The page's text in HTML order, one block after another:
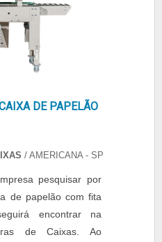
DE PAPELÃO
/ AMERICANA - SP
pesquisar por
de papelão com fita
encontrar na
de Caixas. Ao